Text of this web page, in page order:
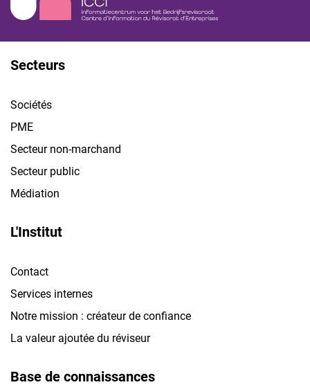
Secteurs
Sociétés
PME
Secteur non-marchand
Secteur public
Médiation
L'Institut
Contact
Services internes
Notre mission : créateur de confiance
La valeur ajoutée du réviseur
Base de connaissances